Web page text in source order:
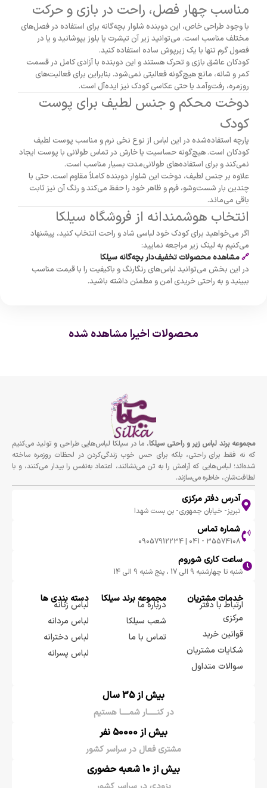
مناسب چهار فصل، راحت در بازی و حرکت
با وجود طراحی خاص، این دوبنده شلوار بچه‌گانه برای استفاده در فصل‌های
مختلف مناسب است. می‌توانید زیر آن تیشرت یا بلوز بپوشانید و یا در
فصول گرم تنها با یک زیرپوش ساده استفاده کنید.
کودکان عاشق بازی و تحرک هستند و این دوبنده با آزادی کامل در قسمت
کمر و شانه، مانع هیچ‌گونه فعالیتی نمی‌شود. بنابراین برای فعالیت‌های
روزمره، رفت‌وآمد یا حتی عکاسی کودک نیز ایده‌آل است.
دوخت محکم و جنس لطیف برای پوست
کودک
پارچه استفاده‌شده در این لباس از نوع نخی نرم و مناسب پوست لطیف
کودکان است. هیچ‌گونه حساسیت یا خارش در تماس طولانی با پوست ایجاد
نمی‌کند و برای استفاده‌های طولانی‌مدت بسیار مناسب است.
علاوه بر جنس لطیف، دوخت این شلوار دوبنده کاملاً مقاوم است. حتی با
چندین بار شست‌وشو، فرم و ظاهر خود را حفظ می‌کند و رنگ آن نیز ثابت
باقی می‌ماند.
انتخاب هوشمندانه از فروشگاه سیلکا
اگر می‌خواهید برای کودک خود لباسی شاد و راحت انتخاب کنید، پیشنهاد
می‌کنیم به لینک زیر مراجعه نمایید:
🔗مشاهده محصولات تخفیف‌دار بچه‌گانه سیلکا
در این بخش می‌توانید لباس‌های رنگارنگ و باکیفیت را با قیمت مناسب
ببینید و به راحتی خریدی امن و مطمئن داشته باشید.
محصولات اخیرا مشاهده شده
مجموعه برند لباس زير و راحتى سيلكا، ما در سیلکا لباس‌هایی طراحی و تولید می‌کنیم
که نه فقط برای راحتی، بلکه برای حس خوب زندگی‌کردن در لحظات روزمره ساخته
شده‌اند؛ لباس‌هایی که آرامش را به تن می‌نشانند، اعتماد به‌نفس را بیدار می‌کنند، و با
لطافت‌شان، خاطره می‌سازند.
آدرس دفتر مرکزی
تبریز- خیابان جمهوری- بن بست شهدا
شماره تماس
35574108 - 041 | 09057912234
ساعت کاری شوروم
شنبه تا چهارشنبه 9 الی 17 ، پنج شنبه 9 الی 14
خدمات مشتریان
ارتباط با دفتر
مرکزی
قوانین خرید
شکایات مشتریان
سوالات متداول
مجموعه برند سيلكا
درباره ما
شعب سیلکا
تماس با ما
دسته بندی ها
لباس زنانه
لباس مردانه
لباس دخترانه
لباس پسرانه
بیش از 35 سال
در کنـــــار شمــــا هستیم
بیش از 50000 نفر
مشتری فعال در سراسر کشور
بیش از 10 شعبه حضوری